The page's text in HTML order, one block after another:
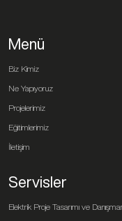
Menü
Biz Kimiz
Ne Yapıyoruz
Projelerimiz
Eğitimlerimiz
İletişim
Servisler
Elektrik Proje Tasarımı ve